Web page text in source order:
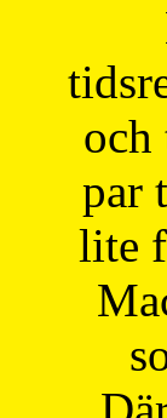
och
par
lite